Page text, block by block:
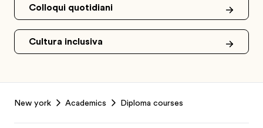
Colloqui quotidiani
Cultura inclusiva
New york Academics Diploma courses